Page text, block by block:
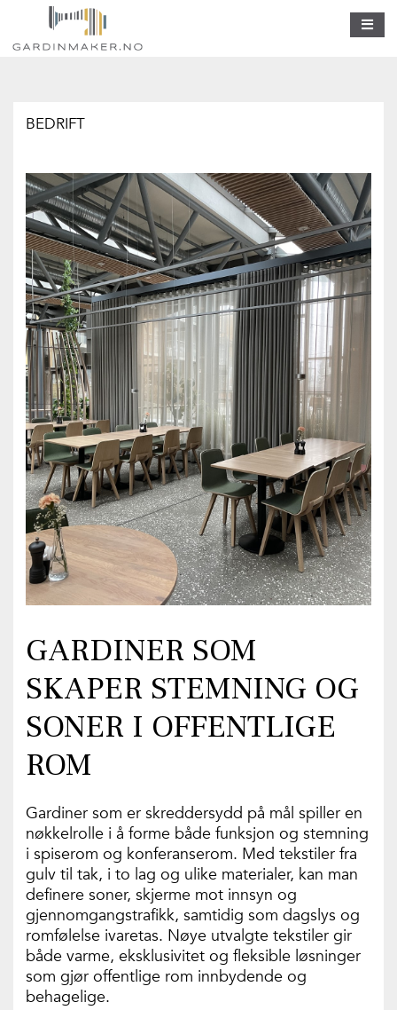
BEDRIFT
GARDINER SOM
SKAPER STEMNING OG
SONER I OFFENTLIGE
ROM
Gardiner som er skreddersydd på mål spiller en
nøkkelrolle i å forme både funksjon og stemning
i spiserom og konferanserom. Med tekstiler fra
gulv til tak, i to lag og ulike materialer, kan man
definere soner, skjerme mot innsyn og
gjennomgangstrafikk, samtidig som dagslys og
romfølelse ivaretas. Nøye utvalgte tekstiler gir
både varme, eksklusivitet og fleksible løsninger
som gjør offentlige rom innbydende og
behagelige.